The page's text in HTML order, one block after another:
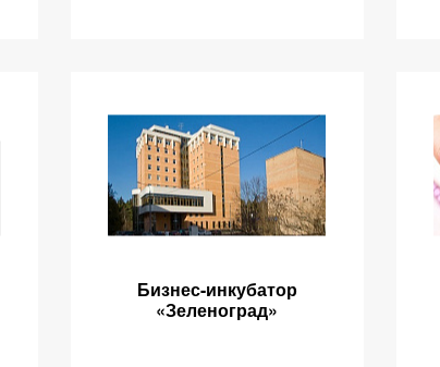
Бизнес-инкубатор
«Зеленоград»